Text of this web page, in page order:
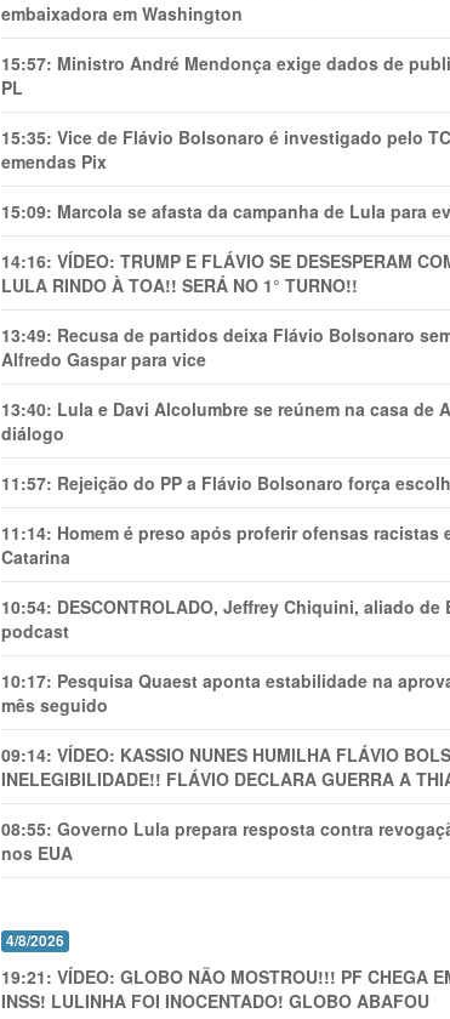
embaixadora em Washington
15:57: Ministro André Mendonça exige dados de
PL
15:35: Vice de Flávio Bolsonaro é investigado pelo
emendas Pix
15:09: Marcola se afasta da campanha de Lula para
14:16: VÍDEO: TRUMP E FLÁVIO SE DESESPERAM
LULA RINDO À TOA!! SERÁ NO 1° TURNO!!
13:49: Recusa de partidos deixa Flávio Bolsonaro
Alfredo Gaspar para vice
13:40: Lula e Davi Alcolumbre se reúnem na casa de
diálogo
11:57: Rejeição do PP a Flávio Bolsonaro força
11:14: Homem é preso após proferir ofensas
Catarina
10:54: DESCONTROLADO, Jeffrey Chiquini, aliado
podcast
10:17: Pesquisa Quaest aponta estabilidade na
mês seguido
09:14: VÍDEO: KASSIO NUNES HUMlLHA FLÁVIO
INELEGIBILIDADE!! FLÁVIO DECLARA GUERRA A
08:55: Governo Lula prepara resposta contra
nos EUA
4/8/2026
19:21: VÍDEO: GLOBO NÃO MOSTROU!!! PF CHEGA
INSS! LULINHA FOI INOCENTADO! GLOBO ABAFOU